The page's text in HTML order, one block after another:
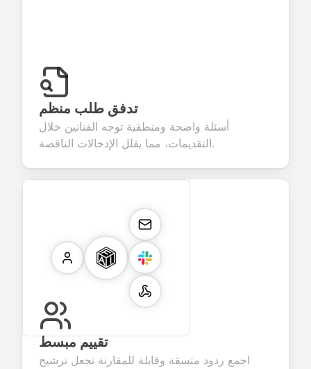
تدفق طلب منظم
أسئلة واضحة ومنطقية توجه الفنانين خلال
التقديمات، مما يقلل الإدخالات الناقصة.
تقييم مبسط
اجمع ردود متسقة وقابلة للمقارنة تجعل ترشيح